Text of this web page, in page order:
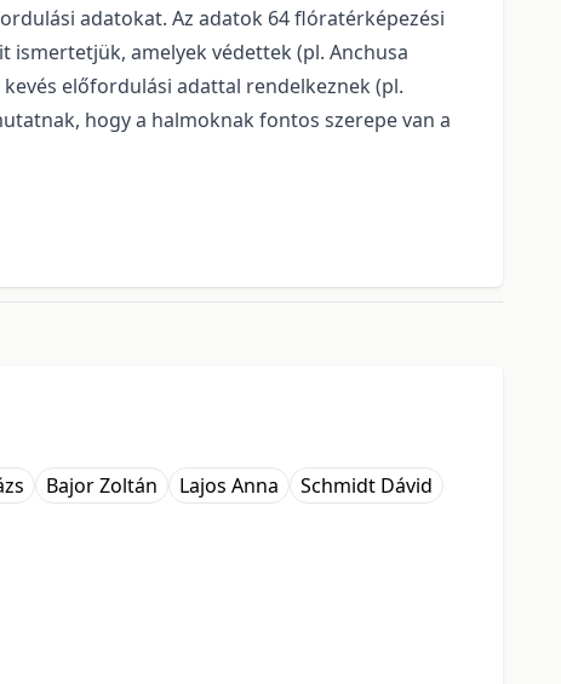
adatokat. Az adatok 64 flóratérképezési
ismertetjük, amelyek védettek (pl. Anchusa
előfordulási adattal rendelkeznek (pl.
hogy a halmoknak fontos szerepe van a
Bajor Zoltán Lajos Anna Schmidt Dávid